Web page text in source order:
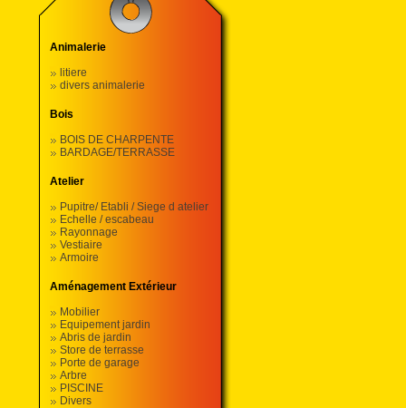
Animalerie
litiere
divers animalerie
Bois
BOIS DE CHARPENTE
BARDAGE/TERRASSE
Atelier
Pupitre/ Etabli / Siege d atelier
Echelle / escabeau
Rayonnage
Vestiaire
Armoire
Aménagement Extérieur
Mobilier
Equipement jardin
Abris de jardin
Store de terrasse
Porte de garage
Arbre
PISCINE
Divers